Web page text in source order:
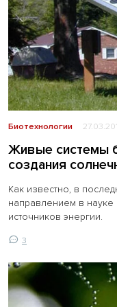
Биотехнологии
Живые системы
создания
Как известно, в
направлением в науке
источников энергии.
3